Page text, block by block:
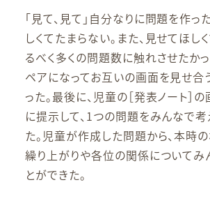
「見て、見て」自分なりに問題を作っ
しくてたまらない。また、見せてほし
るべく多くの問題数に触れさせたか
ペアになってお互いの画面を見せ合
った。最後に、児童の［発表ノート］
に提示して、1つの問題をみんなで
た。児童が作成した問題から、本時
繰り上がりや各位の関係についてみ
とができた。